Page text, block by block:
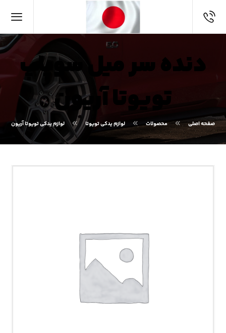
دنده سر میل سوپاپ
تویوتا آریون
صفحه اصلی محصولات لوازم یدکی تویوتا لوازم یدکی تویوتا آریون